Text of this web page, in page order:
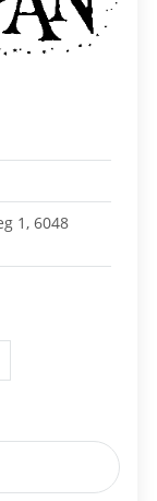
1, 6048